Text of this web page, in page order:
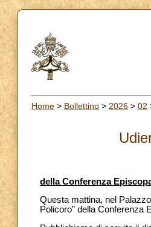
Home > Bollettino > 2026 > 02
della Conferenza
Questa mattina, nel
Policoro” della Conferenza